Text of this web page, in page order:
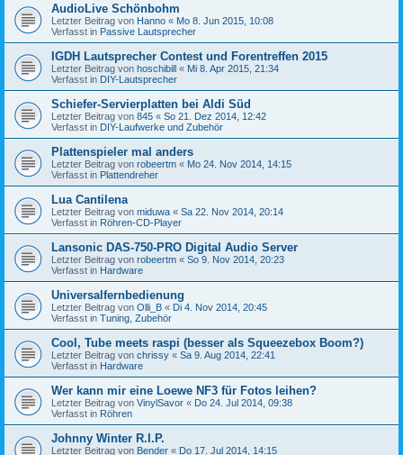
AudioLive Schönbohm
Letzter Beitrag von Hanno « Mo 8. Jun 2015, 10:08
Verfasst in Passive Lautsprecher
IGDH Lautsprecher Contest und Forentreffen 2015
Letzter Beitrag von hoschibill « Mi 8. Apr 2015, 21:34
Verfasst in DIY-Lautsprecher
Schiefer-Servierplatten bei Aldi Süd
Letzter Beitrag von 845 « So 21. Dez 2014, 12:42
Verfasst in DIY-Laufwerke und Zubehör
Plattenspieler mal anders
Letzter Beitrag von robeertm « Mo 24. Nov 2014, 14:15
Verfasst in Plattendreher
Lua Cantilena
Letzter Beitrag von miduwa « Sa 22. Nov 2014, 20:14
Verfasst in Röhren-CD-Player
Lansonic DAS-750-PRO Digital Audio Server
Letzter Beitrag von robeertm « So 9. Nov 2014, 20:23
Verfasst in Hardware
Universalfernbedienung
Letzter Beitrag von Olli_B « Di 4. Nov 2014, 20:45
Verfasst in Tuning, Zubehör
Cool, Tube meets raspi (besser als Squeezebox Boom?)
Letzter Beitrag von chrissy « Sa 9. Aug 2014, 22:41
Verfasst in Hardware
Wer kann mir eine Loewe NF3 für Fotos leihen?
Letzter Beitrag von VinylSavor « Do 24. Jul 2014, 09:38
Verfasst in Röhren
Johnny Winter R.I.P.
Letzter Beitrag von Bender « Do 17. Jul 2014, 14:15